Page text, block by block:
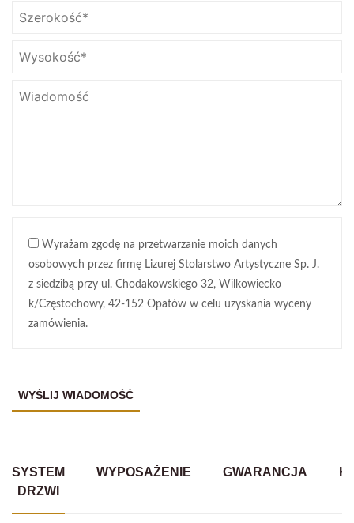
Wyrażam zgodę na przetwarzanie moich danych
osobowych przez firmę Lizurej Stolarstwo Artystyczne Sp. J.
z siedzibą przy ul. Chodakowskiego 32, Wilkowiecko
k/Częstochowy, 42-152 Opatów w celu uzyskania wyceny
zamówienia.
SYSTEM
DRZWI
WYPOSAŻENIE GWARANCJA